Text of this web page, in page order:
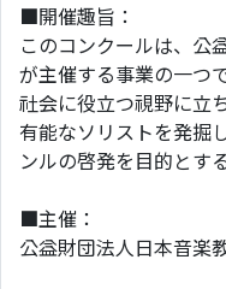
■開催趣旨：
このコンクールは、公
が主催する事業の一つ
社会に役立つ視野に立
有能なソリストを発掘
ンルの啓発を目的とする
■主催：
公益財団法人日本音楽